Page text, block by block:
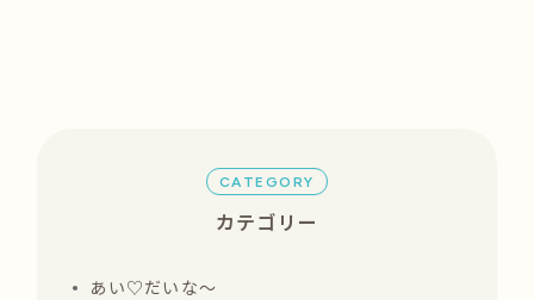
CATEGORY
カテゴリー
あい♡だいな〜